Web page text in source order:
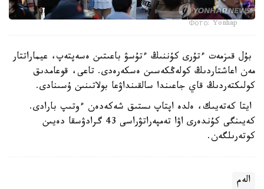
Фото: Yonhap
بۇل قىزمەت ءتۇرى كۇننىڭ ءتۇسۋ باعىتىن ەسەپتەپ، عيماراتتار
مەن اعاشتاردىڭ كولەڭكەسىن ەسكەرەدى. تاعى، قوعامدىق
كولىكتەردىڭ قاي جاعىندا سالقىنداۋعا بولاتىنىن ۇسىنادى.
ايتا كەتەيىك، ەلدە اپتاپ ىستىق شەكەدەن ءوتىپ بارادى.
كەيىنگى كۇندەرى اۋا تەمپەراتۋراسى 43 گرادۋسقا دەيىن
كوتەرىلگەن.
الەم